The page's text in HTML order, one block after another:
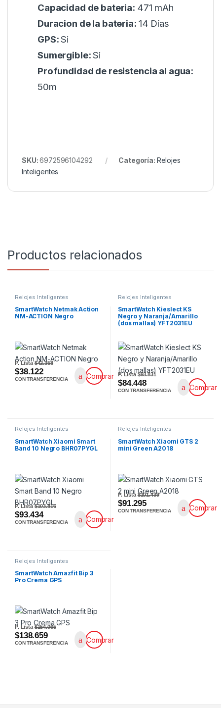
Capacidad de bateria: 471 mAh
Duracion de la bateria: 14 Días
GPS:Si
Sumergible:Si
Profundidad de resistencia al agua:
50m
SKU:6972596104292 Categoría: Relojes
Inteligentes
Productos relacionados
Relojes Inteligentes
SmartWatch Netmak Action
NM-ACTION Negro
P. Lista$42.358
$38.122
CON TRANSFERENCIA Comprar
Relojes Inteligentes
SmartWatch Kieslect KS
Negro y Naranja/Amarillo
(dos mallas) YFT2031EU
P. Lista$93.831
$84.448
CON TRANSFERENCIA Comprar
Relojes Inteligentes
SmartWatch Xiaomi Smart
Band 10 Negro BHR07PYGL
P. Lista$103.816
$93.434
CON TRANSFERENCIA Comprar
Relojes Inteligentes
SmartWatch Xiaomi GTS 2
mini Green A2018
P. Lista$101.439
$91.295
CON TRANSFERENCIA Comprar
Relojes Inteligentes
SmartWatch Amazfit Bip 3
Pro Crema GPS
P. Lista$154.065
$138.659
CON TRANSFERENCIA Comprar